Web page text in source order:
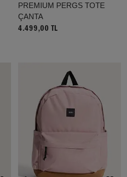
PREMIUM PERGS TOTE
ÇANTA
4.499,00 TL